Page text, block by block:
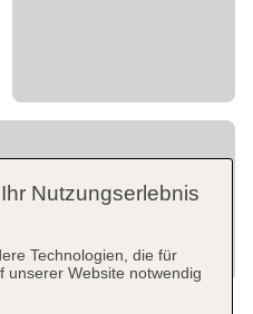
Nutzungserlebnis
Technologien, die für
unserer Website notwendig